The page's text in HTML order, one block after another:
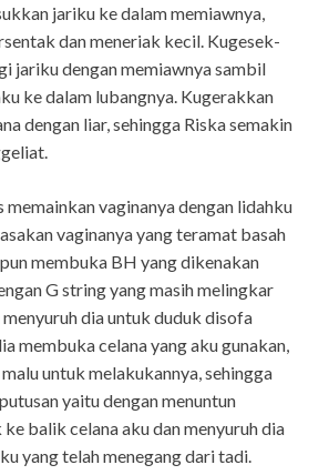
jariku ke dalam memiawnya,
dan meneriak kecil. Kugesek-
jariku dengan memiawnya sambil
ke dalam lubangnya. Kugerakkan
dengan liar, sehingga Riska semakin
memainkan vaginanya dengan lidahku
vaginanya yang teramat basah
membuka BH yang dikenakan
G string yang masih melingkar
dia untuk duduk disofa
membuka celana yang aku gunakan,
untuk melakukannya, sehingga
yaitu dengan menuntun
balik celana aku dan menyuruh dia
yang telah menegang dari tadi.